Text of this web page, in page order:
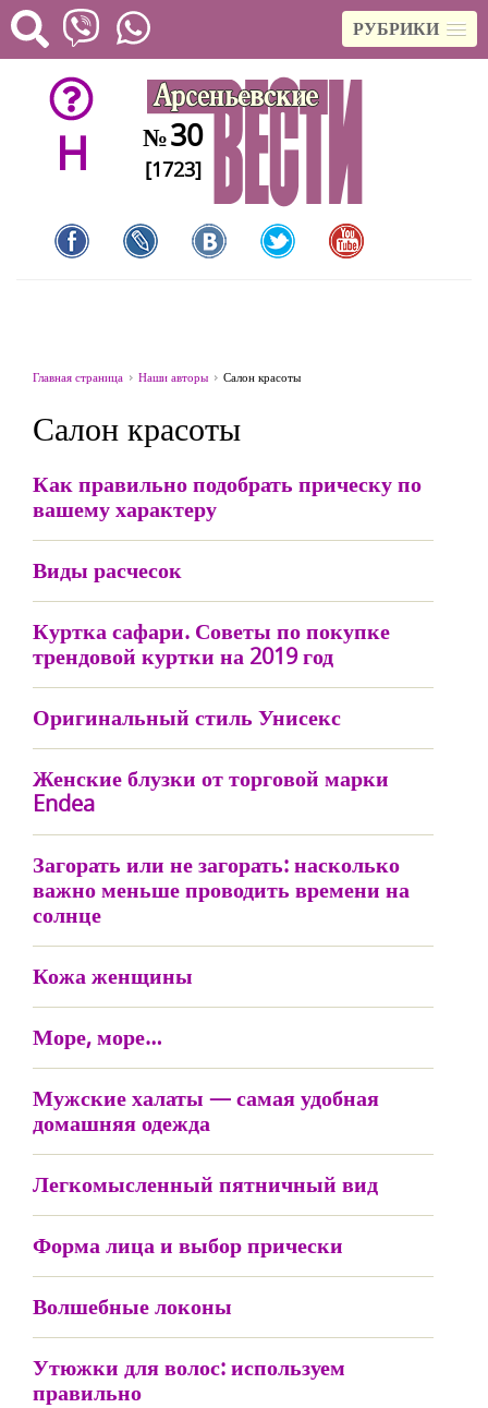
РУБРИКИ
H №30
[1723]
Главная страница Наши авторы Салон красоты
Салон красоты
Как правильно подобрать прическу по
вашему характеру
Виды расчесок
Куртка сафари. Советы по покупке
трендовой куртки на 2019 год
Оригинальный стиль Унисекс
Женские блузки от торговой марки
Endea
Загорать или не загорать: насколько
важно меньше проводить времени на
солнце
Кожа женщины
Море, море…
Мужские халаты — самая удобная
домашняя одежда
Легкомысленный пятничный вид
Форма лица и выбор прически
Волшебные локоны
Утюжки для волос: используем
правильно